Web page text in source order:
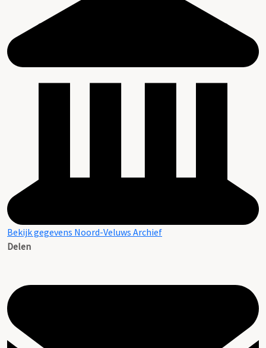
Bekijk gegevens Noord-Veluws Archief
Delen